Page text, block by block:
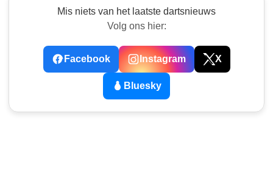
Mis niets van het laatste dartsnieuws
Volg ons hier:
Facebook Instagram X
Bluesky